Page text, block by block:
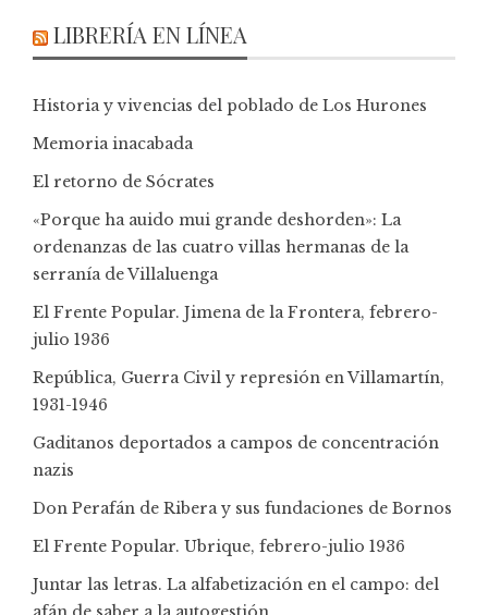
LIBRERÍA EN LÍNEA
Historia y vivencias del poblado de Los Hurones
Memoria inacabada
El retorno de Sócrates
«Porque ha auido mui grande deshorden»: La
ordenanzas de las cuatro villas hermanas de la
serranía de Villaluenga
El Frente Popular. Jimena de la Frontera, febrero-
julio 1936
República, Guerra Civil y represión en Villamartín,
1931-1946
Gaditanos deportados a campos de concentración
nazis
Don Perafán de Ribera y sus fundaciones de Bornos
El Frente Popular. Ubrique, febrero-julio 1936
Juntar las letras. La alfabetización en el campo: del